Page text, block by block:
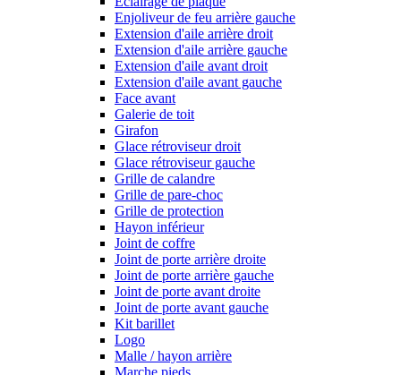
Enjoliveur de feu arrière gauche
Extension d'aile arrière droit
Extension d'aile arrière gauche
Extension d'aile avant droit
Extension d'aile avant gauche
Face avant
Galerie de toit
Girafon
Glace rétroviseur droit
Glace rétroviseur gauche
Grille de calandre
Grille de pare-choc
Grille de protection
Hayon inférieur
Joint de coffre
Joint de porte arrière droite
Joint de porte arrière gauche
Joint de porte avant droite
Joint de porte avant gauche
Kit barillet
Logo
Malle / hayon arrière
Marche pieds